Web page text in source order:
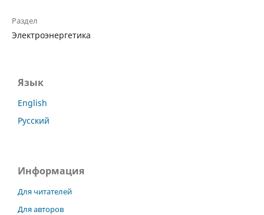
Раздел
Электроэнергетика
Язык
English
Русский
Информация
Для читателей
Для авторов